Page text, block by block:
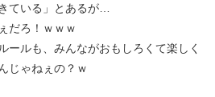
ている」とあるが…
だろ！ｗｗｗ
ールも、みんながおもしろくて楽しく
じゃねぇの？ｗ